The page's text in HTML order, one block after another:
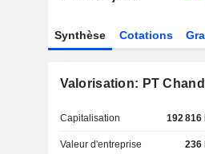
Synthèse Cotations
Valorisation: PT
Capitalisation 192 816
Valeur d'entreprise 236